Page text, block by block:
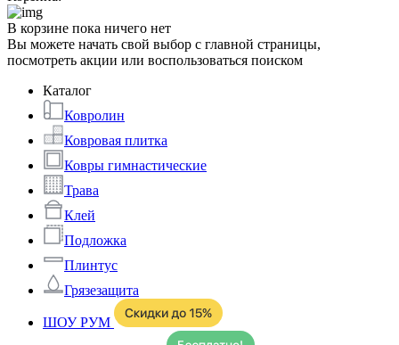
В корзине пока ничего нет
Вы можете начать свой выбор с главной страницы,
посмотреть акции или воспользоваться поиском
Каталог
Ковролин
Ковровая плитка
Ковры гимнастические
Трава
Клей
Подложка
Плинтус
Грязезащита
ШОУ РУМ